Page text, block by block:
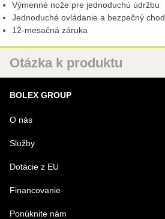
Výmenné nože pre jednoduchú údržbu
Jednoduché ovládanie a bezpečný chod
12-mesačná záruka
Otázka k produktu
MENO
VÁŠ E-MAIL
VAŠA OTÁZKA K PRODUKTU
BOLEX GROUP
O nás
Služby
Dotácie z EU
Financovanie
Ponúknite nám